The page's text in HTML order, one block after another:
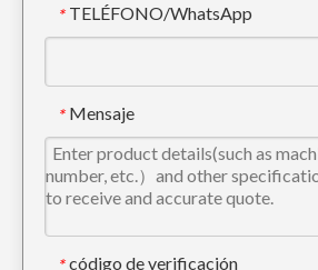
* TELÉFONO/WhatsApp
* Mensaje
* código de verificación